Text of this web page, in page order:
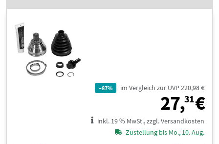
–87% im Vergleich zur UVP 220,98 €
27,31€
inkl. 19 % MwSt., zzgl. Versandkosten
Zustellung bis Mo., 10. Aug.